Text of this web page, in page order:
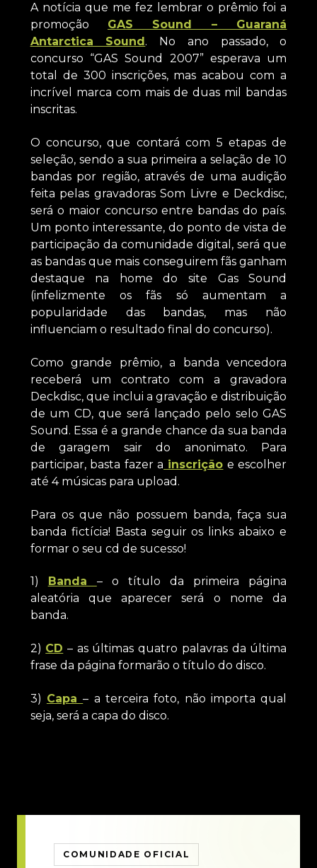
A notícia que me fez lembrar o prêmio foi a
promoção GAS Sound – Guaraná
Antarctica Sound. No ano passado, o
concurso “GAS Sound 2007” esperava um
total de 300 inscrições, mas acabou com a
incrível marca com mais de duas mil bandas
inscritas.
O concurso, que contará com 5 etapas de
seleção, sendo a sua primeira a selação de 10
bandas por região, através de uma audição
feita pelas gravadoras Som Livre e Deckdisc,
será o maior concurso entre bandas do país.
Um ponto interessante, do ponto de vista de
participação da comunidade digital, será que
as bandas que mais conseguirem fãs ganham
destaque na home do site Gas Sound
(infelizmente os fãs só aumentam a
popularidade das bandas, mas não
influenciam o resultado final do concurso).
Como grande prêmio, a banda vencedora
receberá um contrato com a gravadora
Deckdisc, que inclui a gravação e distribuição
de um CD, que será lançado pelo selo GAS
Sound. Essa é a grande chance da sua banda
de garagem sair do anonimato. Para
participar, basta fazer a inscrição e escolher
até 4 músicas para upload.
Para os que não possuem banda, faça sua
banda fictícia! Basta seguir os links abaixo e
formar o seu cd de sucesso!
1) Banda – o título da primeira página
aleatória que aparecer será o nome da
banda.
2) CD – as últimas quatro palavras da última
frase da página formarão o título do disco.
3) Capa– a terceira foto, não importa qual
seja, será a capa do disco.
COMUNIDADE OFICIAL